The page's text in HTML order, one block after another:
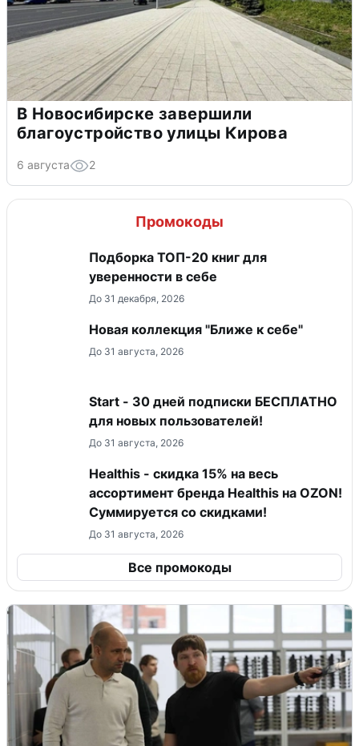
В Новосибирске завершили
благоустройство улицы Кирова
6 августа 2
Промокоды
Подборка ТОП-20 книг для
уверенности в себе
До 31 декабря, 2026
Новая коллекция "Ближе к себе"
До 31 августа, 2026
Start - 30 дней подписки БЕСПЛАТНО
для новых пользователей!
До 31 августа, 2026
Healthis - скидка 15% на весь
ассортимент бренда Healthis на OZON!
Суммируется со скидками!
До 31 августа, 2026
Все промокоды